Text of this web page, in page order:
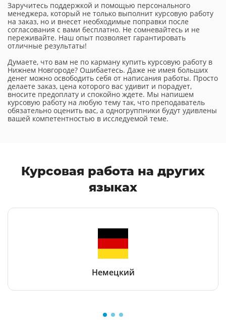
Заручитесь поддержкой и помощью персонального
менеджера, который не только выполнит курсовую работу
на заказ, но и внесет необходимые поправки после
согласования с вами бесплатно. Не сомневайтесь и не
переживайте. Наш опыт позволяет гарантировать
отличные результаты!
Думаете, что вам не по карману купить курсовую работу в
Нижнем Новгороде? Ошибаетесь. Даже не имея больших
денег можно освободить себя от написания работы. Просто
делаете заказ, цена которого вас удивит и порадует,
вносите предоплату и спокойно ждете. Мы напишем
курсовую работу на любую тему так, что преподаватель
обязательно оценить вас, а одногруппники будут удивлены
вашей компетентностью в исследуемой теме.
Курсовая работа на других
языках
Немецкий